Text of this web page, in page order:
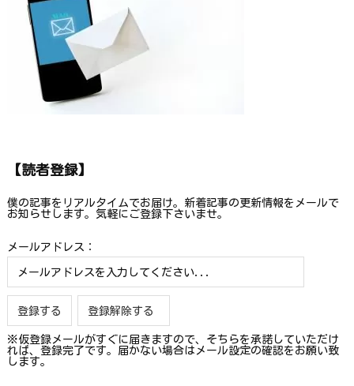
【読者登録】
僕の記事をリアルタイムでお届け。新着記事の更新情報をメールで
お知らせします。気軽にご登録下さいませ。
メールアドレス：
※仮登録メールがすぐに届きますので、そちらを承諾していただけ
れば、登録完了です。届かない場合はメール設定の確認をお願い致
します。